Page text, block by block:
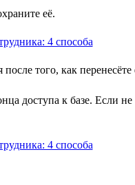
её.
того, как перенесёте
доступа к базе. Если